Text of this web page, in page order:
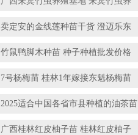
卖定安的金线莲种苗干货 澄迈乐东
竹鼠鸭脚木种苗 种子种植批发价格
7号杨梅苗 桂林1年嫁接东魁杨梅苗
2025适合中国各省市县种植的油茶苗
广西桂林红皮柚子苗 桂林红皮柚子